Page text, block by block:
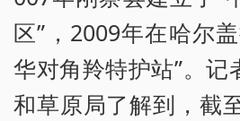
区”，2009年在哈尔
华对角羚特护站”。记
和草原局了解到，截